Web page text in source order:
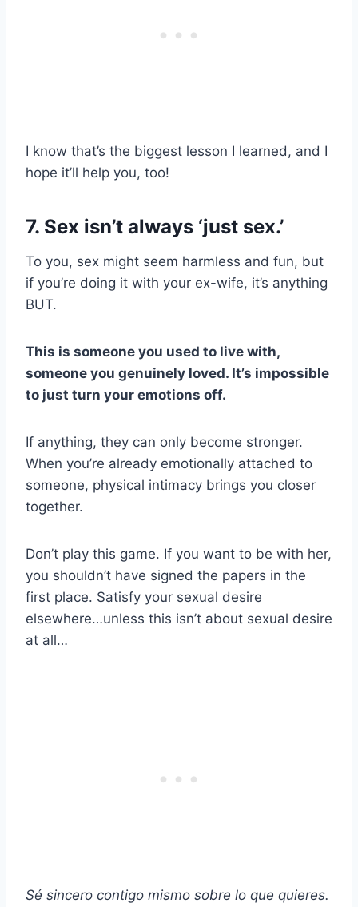
I know that’s the biggest lesson I learned, and I
hope it’ll help you, too!
7. Sex isn’t always ‘just sex.’
To you, sex might seem harmless and fun, but
if you’re doing it with your ex-wife, it’s anything
BUT.
This is someone you used to live with,
someone you genuinely loved. It’s impossible
to just turn your emotions off.
If anything, they can only become stronger.
When you’re already emotionally attached to
someone, physical intimacy brings you closer
together.
Don’t play this game. If you want to be with her,
you shouldn’t have signed the papers in the
first place. Satisfy your sexual desire
elsewhere…unless this isn’t about sexual desire
at all…
Sé sincero contigo mismo sobre lo que quieres.